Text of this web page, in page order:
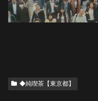
◆純喫茶【東京都】